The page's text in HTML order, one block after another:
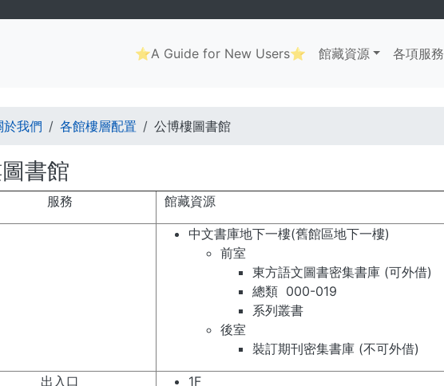
Main
navigation
⭐A Guide for New Users⭐ 館藏資源 各項服務
於我們
各館樓層配置 公博樓圖書館
書館
服務 館藏資源
中文書庫地下一樓(舊館區地下一樓)
前室
東方語文圖書密集書庫 (可外借)
總類 000-019
系列叢書
​後室
裝訂期刊密集書庫 (不可外借)
出入口
1F